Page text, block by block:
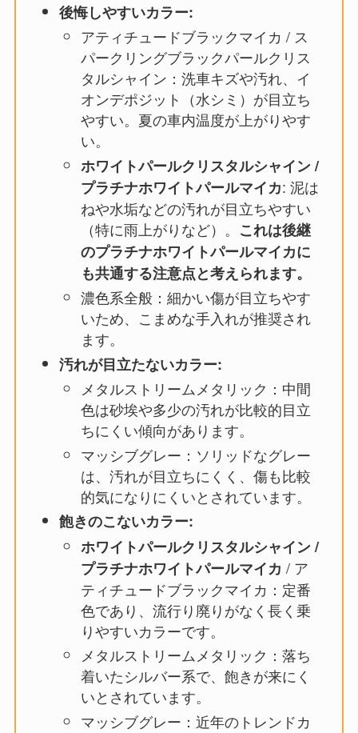
後悔しやすいカラー:
アティチュードブラックマイカ / ス
パークリングブラックパールクリス
タルシャイン：洗車キズや汚れ、イ
オンデポジット（水シミ）が目立ち
やすい。夏の車内温度が上がりやす
い。
ホワイトパールクリスタルシャイン /
プラチナホワイトパールマイカ: 泥は
ねや水垢などの汚れが目立ちやすい
（特に雨上がりなど）。 これは後継
のプラチナホワイトパールマイカに
も共通する注意点と考えられます。
濃色系全般：細かい傷が目立ちやす
いため、こまめな手入れが推奨され
ます。
汚れが目立たないカラー:
メタルストリームメタリック：中間
色は砂埃や多少の汚れが比較的目立
ちにくい傾向があります。
マッシブグレー：ソリッドなグレー
は、汚れが目立ちにくく、傷も比較
的気になりにくいとされています。
飽きのこないカラー:
ホワイトパールクリスタルシャイン /
プラチナホワイトパールマイカ / ア
ティチュードブラックマイカ：定番
色であり、流行り廃りがなく長く乗
りやすいカラーです。
メタルストリームメタリック：落ち
着いたシルバー系で、飽きが来にく
いとされています。
マッシブグレー：近年のトレンドカ